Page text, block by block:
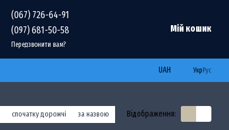
(067) 726-64-91
(097) 681-50-58
Передзвонити вам?
Мій кошик
UAH Укр Рус
спочатку дорожчі за назвою Відображення: